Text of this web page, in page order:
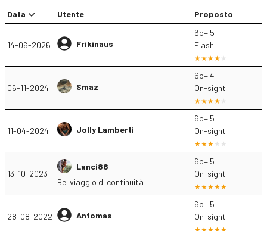
Data Utente Proposto
14-06-2026 Frikinaus
6b+.5
Flash
06-11-2024 Smaz
6b+.4
On-sight
11-04-2024 Jolly Lamberti
6b+.5
On-sight
13-10-2023
Lanci88
Bel viaggio di continuità
6b+.5
On-sight
28-08-2022 Antomas
6b+.5
On-sight